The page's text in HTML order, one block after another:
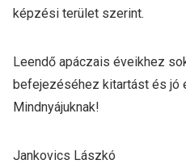
képzési terület szerint.
Leendő apáczais éveikhez
befejezéséhez kitartást és jó
Mindnyájuknak!
Jankovics Lászkó